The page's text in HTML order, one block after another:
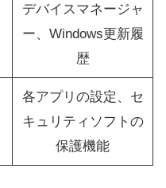
デバイスマネージャ
ー、Windows更新履
歴
各アプリの設定、セ
キュリティソフトの
保護機能